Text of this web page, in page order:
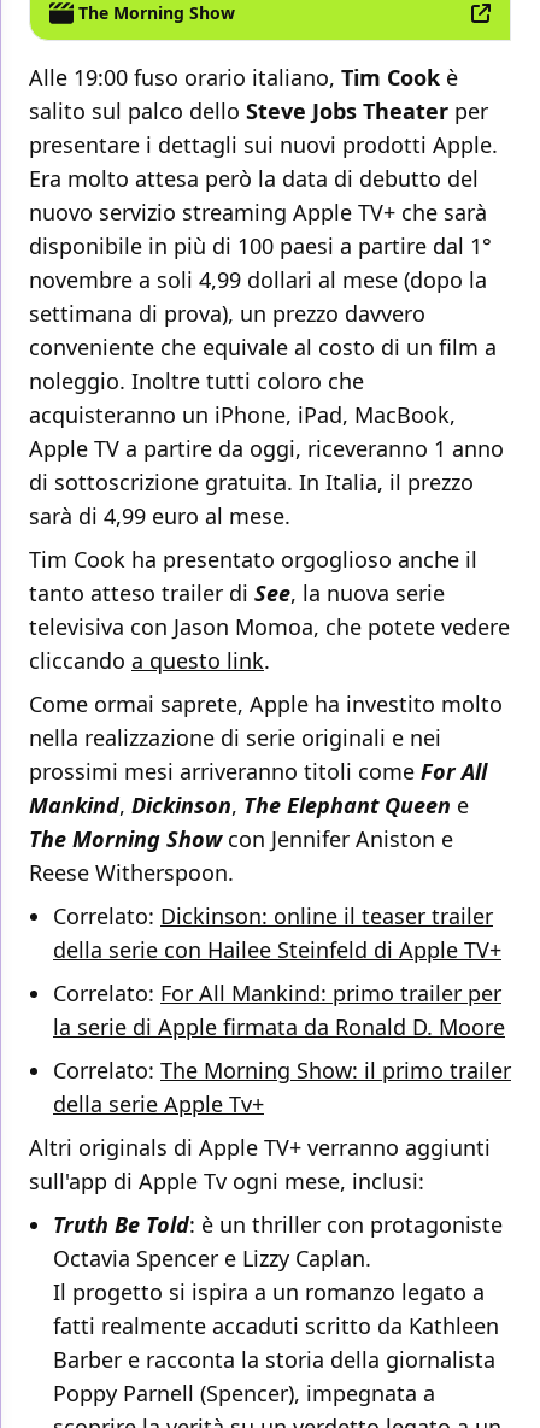
The Morning Show
Alle 19:00 fuso orario italiano, Tim Cook è
salito sul palco dello Steve Jobs Theater per
presentare i dettagli sui nuovi prodotti Apple.
Era molto attesa però la data di debutto del
nuovo servizio streaming Apple TV+ che sarà
disponibile in più di 100 paesi a partire dal 1°
novembre a soli 4,99 dollari al mese (dopo la
settimana di prova), un prezzo davvero
conveniente che equivale al costo di un film a
noleggio. Inoltre tutti coloro che
acquisteranno un iPhone, iPad, MacBook,
Apple TV a partire da oggi, riceveranno 1 anno
di sottoscrizione gratuita. In Italia, il prezzo
sarà di 4,99 euro al mese.
Tim Cook ha presentato orgoglioso anche il
tanto atteso trailer di See, la nuova serie
televisiva con Jason Momoa, che potete vedere
cliccando a questo link.
Come ormai saprete, Apple ha investito molto
nella realizzazione di serie originali e nei
prossimi mesi arriveranno titoli come For All
Mankind, Dickinson, The Elephant Queen e
The Morning Showcon Jennifer Aniston e
Reese Witherspoon.
Correlato: Dickinson: online il teaser trailer
della serie con Hailee Steinfeld di Apple TV+
Correlato: For All Mankind: primo trailer per
la serie di Apple firmata da Ronald D. Moore
Correlato: The Morning Show: il primo trailer
della serie Apple Tv+
Altri originals di Apple TV+ verranno aggiunti
sull'app di Apple Tv ogni mese, inclusi:
Truth Be Told: è un thriller con protagoniste
Octavia Spencer e Lizzy Caplan.
Il progetto si ispira a un romanzo legato a
fatti realmente accaduti scritto da Kathleen
Barber e racconta la storia della giornalista
Poppy Parnell (Spencer), impegnata a